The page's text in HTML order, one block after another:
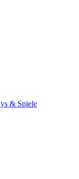
& Spiele